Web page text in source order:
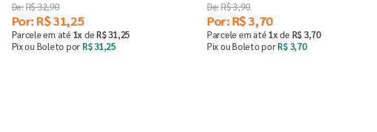
R$32,90
Por: R$31,25
Parcele em até 1xde R$ 31,25
Pix ou Boleto por R$ 31,25
R$3,90
Por: R$3,70
Parcele em até 1xde R$ 3,70
Pix ou Boleto porR$ 3,70